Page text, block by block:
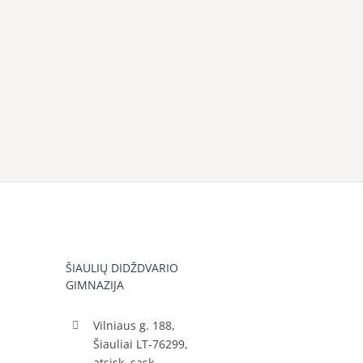
ŠIAULIŲ DIDŽDVARIO
GIMNAZIJA
Vilniaus g. 188,
Šiauliai LT-76299,